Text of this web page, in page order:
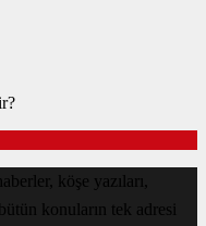
köşe yazıları,
konuların tek adresi